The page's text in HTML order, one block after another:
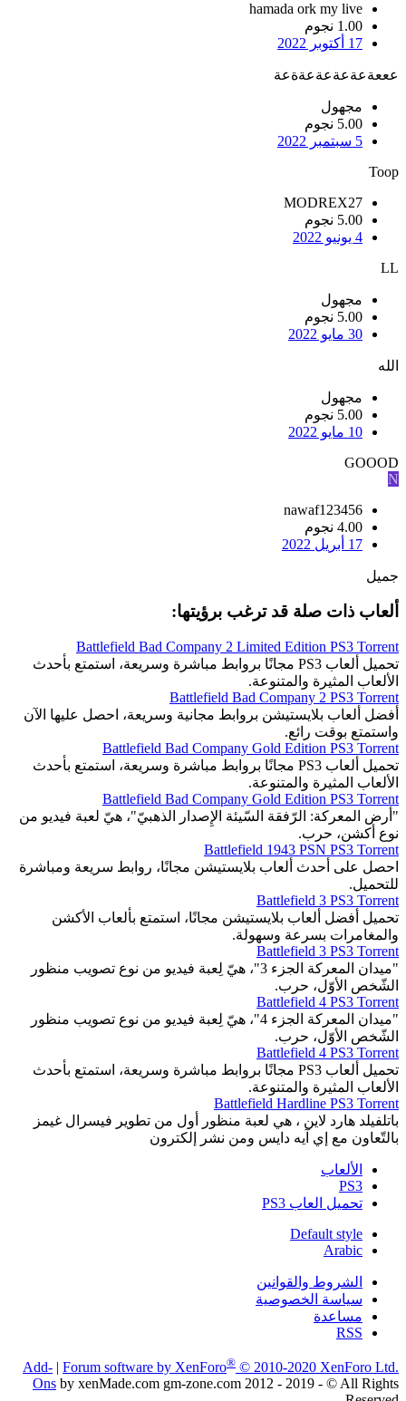
hamada ork my live
1.00 نجوم
17 أكتوبر 2022
عععةعةعةعةعةةعة
مجهول
5.00 نجوم
5 سبتمبر 2022
Toop
MODREX27
5.00 نجوم
4 يونيو 2022
LL
مجهول
5.00 نجوم
30 مايو 2022
الله
مجهول
5.00 نجوم
10 مايو 2022
GOOOD
N
nawaf123456
4.00 نجوم
17 أبريل 2022
جميل
ألعاب ذات صلة قد ترغب برؤيتها:
Battlefield Bad Company 2 Limited Edition PS3 Torrent
تحميل ألعاب PS3 مجانًا بروابط مباشرة وسريعة، استمتع بأحدث
الألعاب المثيرة والمتنوعة.
Battlefield Bad Company 2 PS3 Torrent
أفضل ألعاب بلايستيشن بروابط مجانية وسريعة، احصل عليها الآن
واستمتع بوقت رائع.
Battlefield Bad Company Gold Edition PS3 Torrent
تحميل ألعاب PS3 مجانًا بروابط مباشرة وسريعة، استمتع بأحدث
الألعاب المثيرة والمتنوعة.
Battlefield Bad Company Gold Edition PS3 Torrent
"أرض المعركة: الرّفقة السّيئة الإِصدار الذهبيّ"، هيّ لعبة فيديو من
نوع أكشن، حرب.
Battlefield 1943 PSN PS3 Torrent
احصل على أحدث ألعاب بلايستيشن مجانًا، روابط سريعة ومباشرة
للتحميل.
Battlefield 3 PS3 Torrent
تحميل أفضل ألعاب بلايستيشن مجانًا، استمتع بألعاب الأكشن
والمغامرات بسرعة وسهولة.
Battlefield 3 PS3 Torrent
"ميدان المعركة الجزء 3"، هيّ لِعبة فيديو من نوع تصويب منظور
الشّخص الأوّل، حرب.
Battlefield 4 PS3 Torrent
"ميدان المعركة الجزء 4"، هيّ لِعبة فيديو من نوع تصويب منظور
الشّخص الأوّل، حرب.
Battlefield 4 PS3 Torrent
تحميل ألعاب PS3 مجانًا بروابط مباشرة وسريعة، استمتع بأحدث
الألعاب المثيرة والمتنوعة.
Battlefield Hardline PS3 Torrent
باتلفيلد هارد لاين ، هي لعبة منظور أول من تطوير فيسرال غيمز
بالتّعاون مع إي آيه دايس ومن نشر إلكترون
الألعاب
PS3
تحميل العاب PS3
Default style
Arabic
الشروط والقوانين
سياسة الخصوصية
مساعدة
RSS
Forum software by XenForo® © 2010-2020 XenForo Ltd.
|
Add-
Ons by xenMade.com gm-zone.com 2012 - 2019 - © All Rights